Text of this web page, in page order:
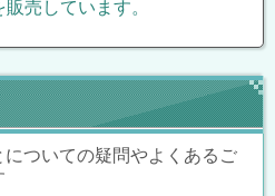
売しています。
ついての疑問やよくあるご